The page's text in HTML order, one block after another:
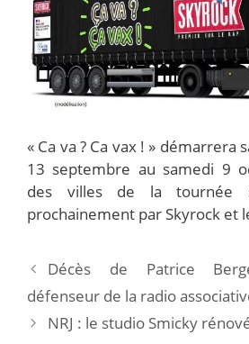
« Ca va ? Ca vax ! » démarrera
13 septembre au samedi 9
des villes de la tournée
prochainement par Skyrock et
Décès de Patrice
défenseur de la radio
NRJ : le studio Smicky